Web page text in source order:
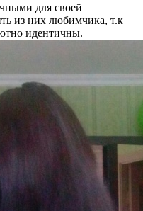
для своей
из них любимчика, т.к
идентичны.